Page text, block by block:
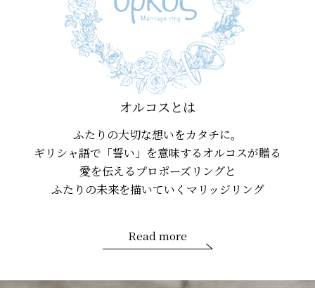
オルコスとは
ふたりの大切な想いをカタチに。
ギリシャ語で「誓い」を意味するオルコスが贈る
愛を伝えるプロポーズリングと
ふたりの未来を描いていくマリッジリング
Read more